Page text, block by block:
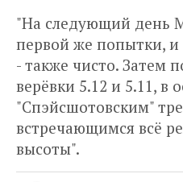
"На следующий день
первой же попытки,
- также чисто. Затем
верёвки 5.12 и 5.11,
"Спэйсшотовским"
встречающимся всё
высоты".